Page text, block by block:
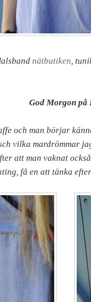
nätbutiken,
God Morgon på
och man börjar
vilka mardrömmar
att man vaknat
få en att tänka